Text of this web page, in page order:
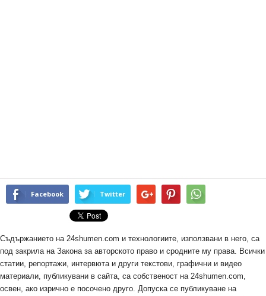
Facebook Twitter
Съдържанието на 24shumen.com и технологиите, използвани в него, са
под закрила на Закона за авторското право и сродните му права. Всички
статии, репортажи, интервюта и други текстови, графични и видео
материали, публикувани в сайта, са собственост на 24shumen.com,
освен, ако изрично е посочено друго. Допуска се публикуване на